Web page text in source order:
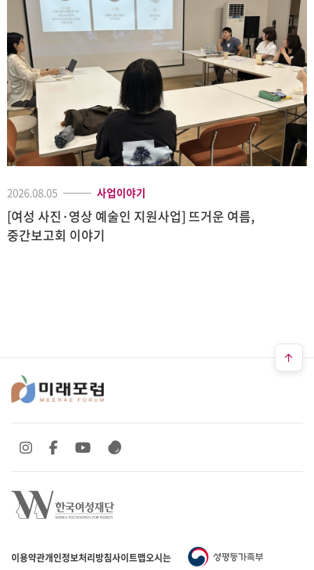
2026.08.05 사업이야기
[여성 사진·영상 예술인 지원사업] 뜨거운 여름,
중간보고회 이야기
이용약관개인정보처리방침사이트맵오시는 길
SNS 바로가기
SNS 바로가기SNS 바로가기
SNS 바로가기